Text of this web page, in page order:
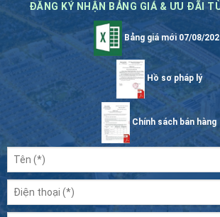
ĐĂNG KÝ NHẬN BẢNG GIÁ & ƯU ĐÃI
Bảng giá mới 07/08/
Hồ sơ pháp lý
Chính sách bán hàng